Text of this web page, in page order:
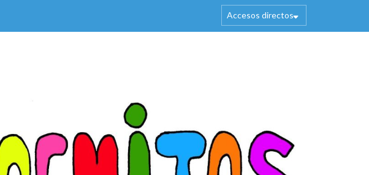
Accesos directos